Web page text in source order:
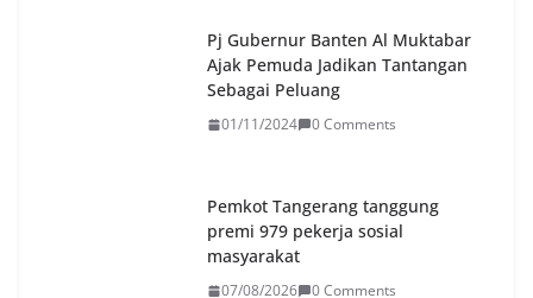
Pj Gubernur Banten Al Muktabar
Ajak Pemuda Jadikan Tantangan
Sebagai Peluang
01/11/2024 0 Comments
Pemkot Tangerang tanggung
premi 979 pekerja sosial
masyarakat
07/08/2026 0 Comments